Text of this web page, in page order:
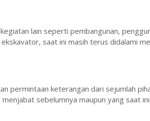
lain seperti pembangunan,
saat ini masih terus didalami
permintaan keterangan dari sejumlah
sebelumnya maupun yang saat